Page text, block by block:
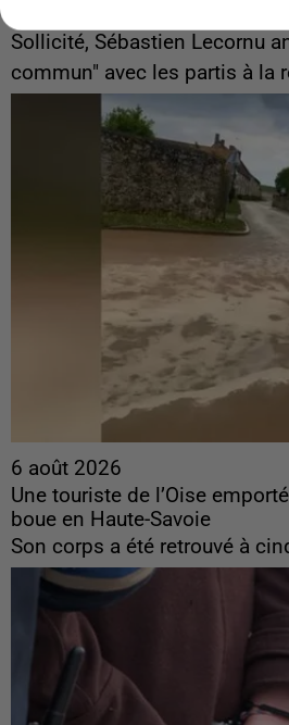
Sollicité, Sébastien Lecornu
commun" avec les partis à la
6 août 2026
Une touriste de l’Oise
boue en Haute-Savoie
Son corps a été retrouvé à